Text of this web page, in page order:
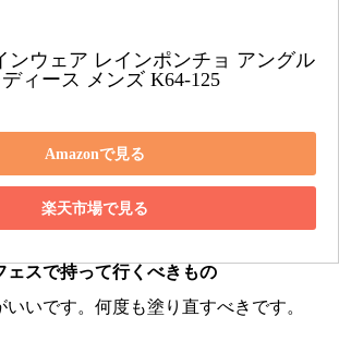
ンウェア レインポンチョ アングル
ィース メンズ K64-125
Amazonで見る
楽天市場で見る
ェスで持って行くべきもの
いです。何度も塗り直すべきです。